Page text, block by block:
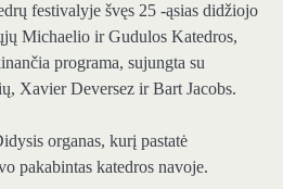
festivalyje švęs 25 -ąsias didžiojo
Michaelio ir Gudulos Katedros,
programa, sujungta su
Xavier Deversez ir Bart Jacobs.
organas, kurį pastatė
pakabintas katedros navoje.